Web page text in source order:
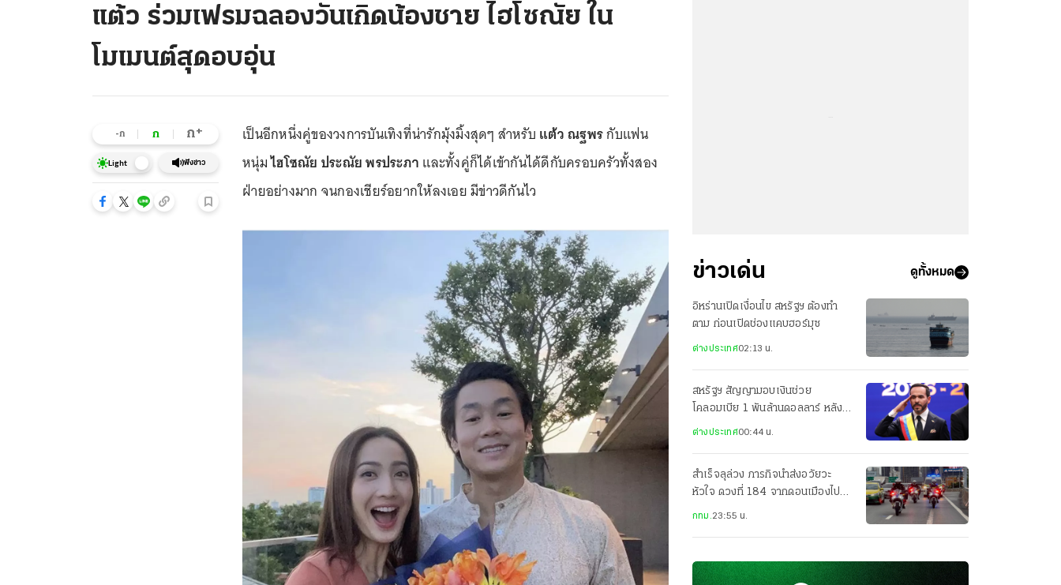
แต้ว ร่วมเฟรมฉลองวันเกิดน้องชาย ไฮโซณัย ใน
โมเมนต์สุดอบอุ่น
-ก ก ก+
Light ฟังข่าว
เป็นอีกหนึ่งคู่ของวงการบันเทิงที่น่ารักมุ้งมิ้งสุดๆ สำหรับ แต้ว ณฐพรกับแฟน
หนุ่มไฮโซณัย ประณัย พรประภา และทั้งคู่ก็ได้เข้ากันได้ดีกับครอบครัวทั้งสอง
ฝ่ายอย่างมาก จนกองเชียร์อยากให้ลงเอย มีข่าวดีกันไว
ข่าวเด่น ดูทั้งหมด
อิหร่านเปิดเงื่อนไข สหรัฐฯ ต้องทำ
ตาม ก่อนเปิดช่องแคบฮอร์มุซ
ต่างประเทศ02:13 น.
สหรัฐฯ สัญญามอบเงินช่วย
โคลอมเบีย 1 พันล้านดอลลาร์ หลัง
ปธน.สาบานตน
ต่างประเทศ00:44 น.
สำเร็จลุล่วง ภารกิจนำส่งอวัยวะ
หัวใจ ดวงที่ 184 จากดอนเมืองไป
กทม.23:55 น.